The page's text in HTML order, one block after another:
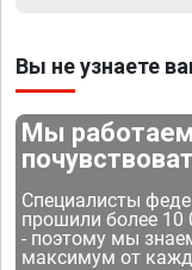
Вы не узнаете
Мы
Специалисты
прошили более 10
- поэтому мы
максимум от